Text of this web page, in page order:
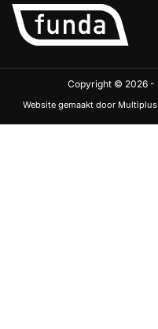
Copyright © 2026 -
Website gemaakt door